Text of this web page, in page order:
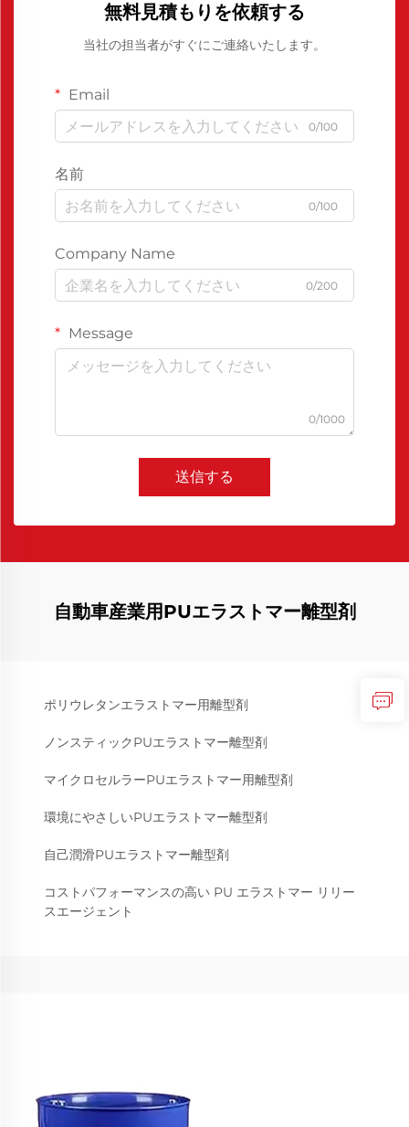
無料見積もりを依頼する
当社の担当者がすぐにご連絡いたします。
Email
0/100
名前
0/100
Company Name
0/200
Message
0/1000
送信する
自動車産業用PUエラストマー離型剤
ポリウレタンエラストマー用離型剤
ノンスティックPUエラストマー離型剤
マイクロセルラーPUエラストマー用離型剤
環境にやさしいPUエラストマー離型剤
自己潤滑PUエラストマー離型剤
コストパフォーマンスの高い PU エラストマー リリー
スエージェント